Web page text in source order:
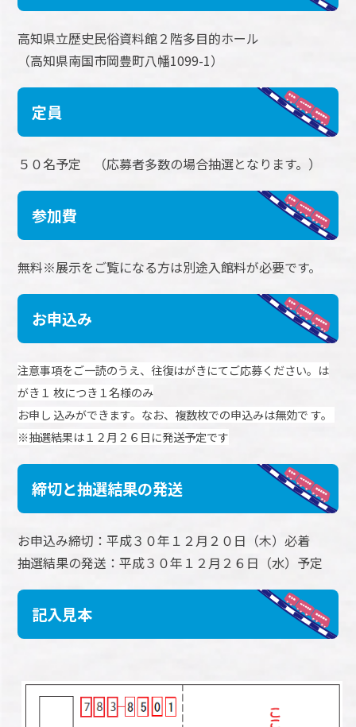
高知県立歴史民俗資料館２階多目的ホール
（高知県南国市岡豊町八幡1099-1）
定員
５０名予定 （応募者多数の場合抽選となります。）
参加費
無料※展示をご覧になる方は別途入館料が必要です。
お申込み
注意事項をご一読のうえ、往復はがきにてご応募ください。は
がき１枚につき１名様のみ
お申し 込みができます。なお、複数枚での申込みは無効です。
※抽選結果は１２月２６日に発送予定です
締切と抽選結果の発送
お申込み締切：平成３０年１２月２０日（木）必着
抽選結果の発送：平成３０年１２月２６日（水）予定
記入見本